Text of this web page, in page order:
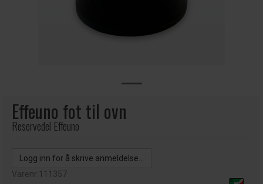
Effeuno fot til ovn
Reservedel Effeuno
Logg inn for å skrive anmeldelse...
Varenr:111357